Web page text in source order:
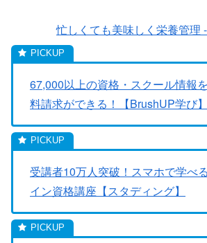
忙しくても美味しく栄養管理
67,000以上の資格・スクール情報
料請求ができる！【BrushUP学び】
受講者10万人突破！スマホで学べ
イン資格講座【スタディング】